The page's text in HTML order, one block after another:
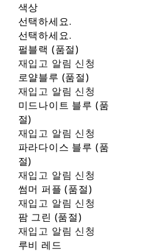
색상
선택하세요.
선택하세요.
펄블랙 (품절)
재입고 알림 신청
로얄블루 (품절)
재입고 알림 신청
미드나이트 블루 (품
절)
재입고 알림 신청
파라다이스 블루 (품
절)
재입고 알림 신청
썸머 퍼플 (품절)
재입고 알림 신청
팜 그린 (품절)
재입고 알림 신청
루비 레드